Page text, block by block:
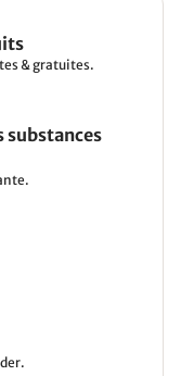
& gratuites.
substances